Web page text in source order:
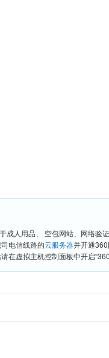
人用品、 空包网站、网络验
电信线路的云服务器并开通360
虚拟主机控制面板中开启